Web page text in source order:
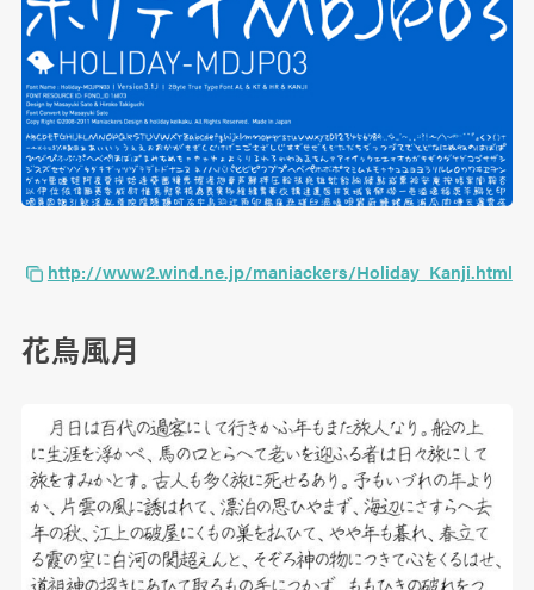
その他のフリーフォント／切絵字・ホラー系
切絵字
もふ字
怨霊
http://www2.wind.ne.jp/maniackers/Holiday_Kanji.html
花鳥風月